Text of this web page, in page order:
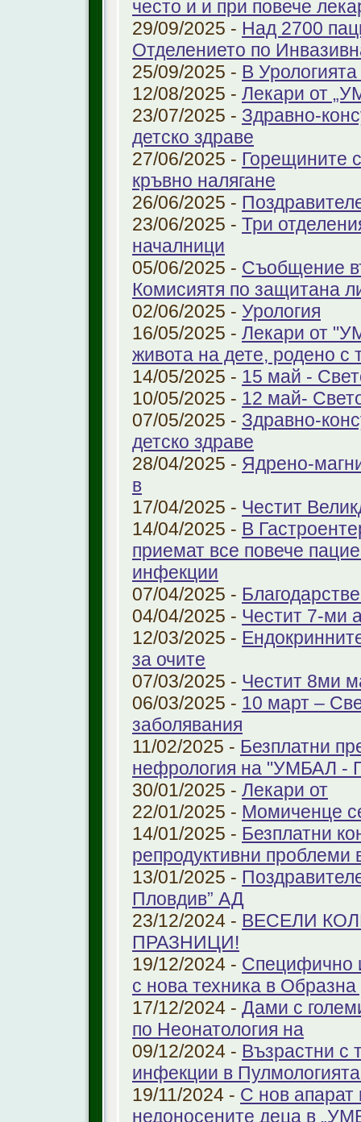
често и и при повече
29/09/2025 - Над 2700
Отделението по
25/09/2025 - В
12/08/2025 - Лекари от
23/07/2025 - Здравно-
детско здраве
27/06/2025 - Горещините
кръвно налягане
26/06/2025 -
23/06/2025 - Три
началници
05/06/2025 - Съобщение
Комисиятя по защитана
02/06/2025 - Урология
16/05/2025 - Лекари от
живота на дете, родено с
14/05/2025 - 15 май -
10/05/2025 - 12 май-
07/05/2025 - Здравно-
детско здраве
28/04/2025 - Ядрено-
в
17/04/2025 - Честит
14/04/2025 - В
приемат все повече
инфекции
07/04/2025 -
04/04/2025 - Честит 7-ми
12/03/2025 -
за очите
07/03/2025 - Честит 8ми
06/03/2025 - 10 март –
заболявания
11/02/2025 - Безплатни
нефрология на "УМБАЛ -
30/01/2025 - Лекари от
22/01/2025 - Момиченце
14/01/2025 - Безплатни
репродуктивни
13/01/2025 -
Пловдив” АД
23/12/2024 - ВЕСЕЛИ
ПРАЗНИЦИ!
19/12/2024 - Специфично
с нова техника в Образна
17/12/2024 - Дами с
по Неонатология на
09/12/2024 - Възрастни с
инфекции в
19/11/2024 - С нов
недоносените деца в